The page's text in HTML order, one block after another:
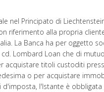
nel Principato di
riferimento alla propria
La Banca ha per oggetto
Lombard Loan che di
acquistare titoli custoditi
o per acquistare
l'Istante è